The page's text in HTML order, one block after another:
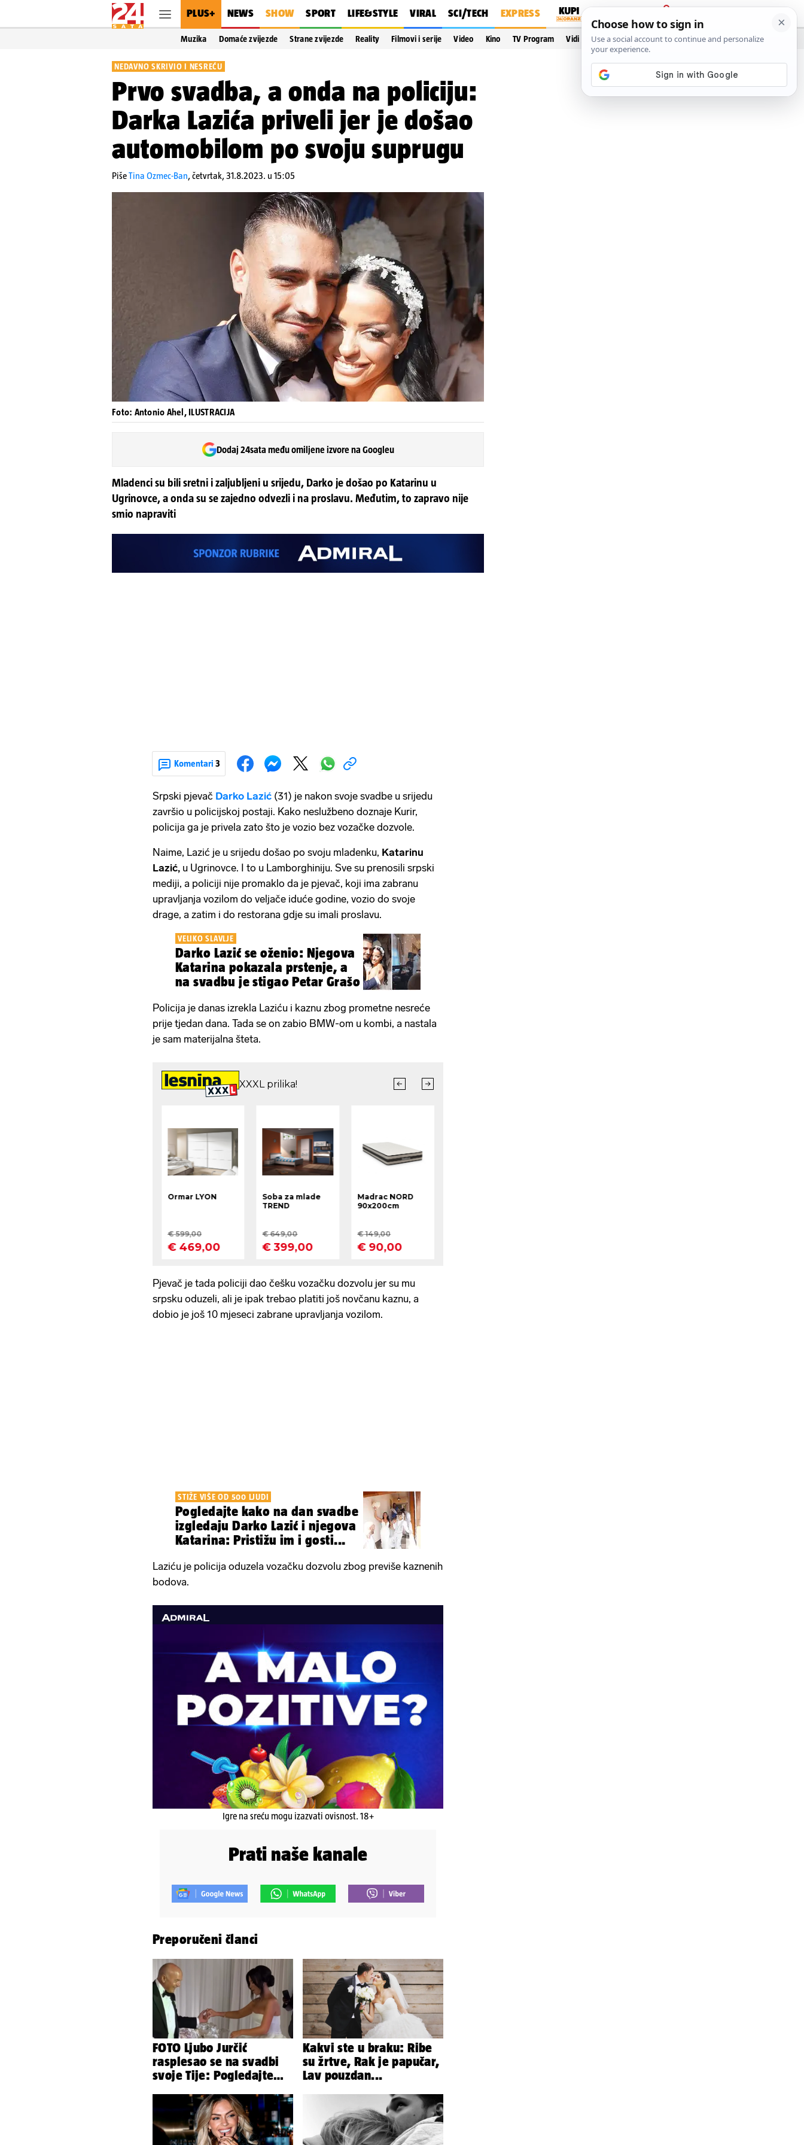
PLUS+ NEWS SHOW SPORT LIFE&STYLE VIRAL SCI/TECH EXPRESS
PRIJAVA
Muzika Domaće zvijezde Strane zvijezde Reality Filmovi i serije Video Kino TV Program Vidi još…
NEDAVNO SKRIVIO I NESREĆU
Prvo svadba, a onda na policiju:
Darka Lazića priveli jer je došao
automobilom po svoju suprugu
PišeTina Ozmec-Ban,četvrtak, 31.8.2023. u 15:05
Foto: Antonio Ahel, ILUSTRACIJA
Dodaj 24sata među omiljene izvore na Googleu
Mladenci su bili sretni i zaljubljeni u srijedu, Darko je došao po Katarinu u
Ugrinovce, a onda su se zajedno odvezli i na proslavu. Međutim, to zapravo nije
smio napraviti
Komentari 3
Srpski pjevač Darko Lazić (31) je nakon svoje svadbe u srijedu
završio u policijskoj postaji. Kako neslužbeno doznaje Kurir,
policija ga je privela zato što je vozio bez vozačke dozvole.
Naime, Lazić je u srijedu došao po svoju mladenku, Katarinu
Lazić, u Ugrinovce. I to u Lamborghiniju. Sve su prenosili srpski
mediji, a policiji nije promaklo da je pjevač, koji ima zabranu
upravljanja vozilom do veljače iduće godine, vozio do svoje
drage, a zatim i do restorana gdje su imali proslavu.
VELIKO SLAVLJE
Darko Lazić se oženio: Njegova
Katarina pokazala prstenje, a
na svadbu je stigao Petar Grašo
Policija je danas izrekla Laziću i kaznu zbog prometne nesreće
prije tjedan dana. Tada se on zabio BMW-om u kombi, a nastala
je sam materijalna šteta.
Pjevač je tada policiji dao češku vozačku dozvolu jer su mu
srpsku oduzeli, ali je ipak trebao platiti još novčanu kaznu, a
dobio je još 10 mjeseci zabrane upravljanja vozilom.
STIŽE VIŠE OD 500 LJUDI
Pogledajte kako na dan svadbe
izgledaju Darko Lazić i njegova
Katarina: Pristižu im i gosti...
Laziću je policija oduzela vozačku dozvolu zbog previše kaznenih
bodova.
Igre na sreću mogu izazvati ovisnost. 18+
Prati naše kanale
Preporučeni članci
FOTO Ljubo Jurčić
rasplesao se na svadbi
svoje Tije: Pogledajte
vjenčanje...
Kakvi ste u braku: Ribe
su žrtve, Rak je papučar,
Lav pouzdan...